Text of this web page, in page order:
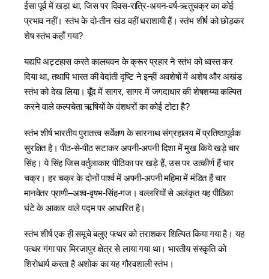
ईसा पूर्व में खड़ा था, जिस पर दिवस-रात्रि-अयन-वर्ष-ऋतुचक्र का कोई
प्रभाव नहीं। स्तंभ के दो-तीन खंड वहीं धराशायी हैं। स्तंभ शीर्ष को छोड़कर
शेष स्तंभ कहाँ गया?
यद्यपि अट्टहास करते कालयवन के क्रूर प्रहार ने स्तंभ को ध्वस्त कर
दिया था, तथापि भारत की वेदांती द‍ृष्‍टि ने इन्हीं अवशेषों में अशेष और अखंड
स्तंभ को देख लिया। बूँद में सागर, सागर में जगदाधार की शेषशय्या कल्पित
करने वाले कल्पचेता ऋषियों के वंशधरों का कोई टोटा है?
स्तंभ शीर्ष भारतीय पुरातत्त्व सर्वेक्षण के सारनाथ संग्रहालय में प्रतिष्‍ठापूर्वक
सुरक्षित है। पीठ-से-पीठ सटाकर अपनी-अपनी दिशा में मुख किये खड़े चार
सिंह। ये सिंह जिस वर्तुलाकार पीठिका पर खड़े हैं, उस पर उत्कीर्ण हैं चार
चक्र। हर चक्र के दोनों पाश्‍‍र्व में अपनी-अपनी महिमा में मंडित हैं चार
मानवेतर प्राणी–अश्‍व-वृषभ-सिंह-गज। वल्लरियों से अलंकृत यह पीठिका
घंटे के आकार वाले पद्म पर आधारित है।
स्तंभ शीर्ष एक ही समूचे बलुए पत्थर को तराशकर शिल्पित किया गया है। यह
पत्थर गंगा पार मिरजापुर क्षेत्र से लाया गया था। भारतीय संस्कृति को
शिरोधार्य करता है अशोक का यह गौरवशाली स्तंभ।